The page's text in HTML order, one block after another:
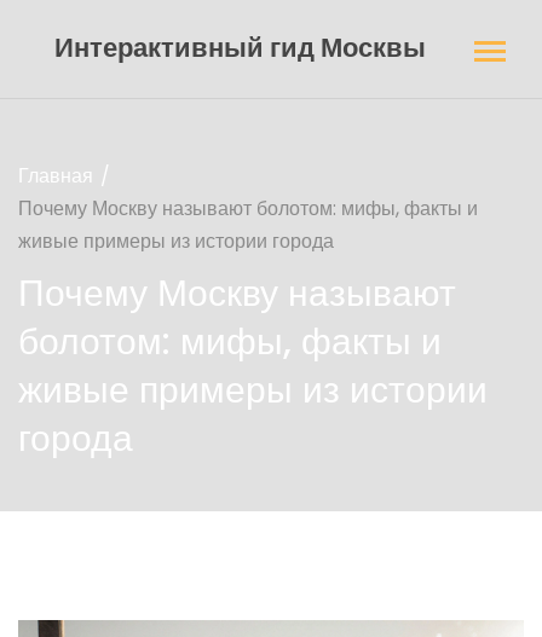
Интерактивный гид Москвы
Главная
Почему Москву называют болотом: мифы, факты и
живые примеры из истории города
Почему Москву называют
болотом: мифы, факты и
живые примеры из истории
города